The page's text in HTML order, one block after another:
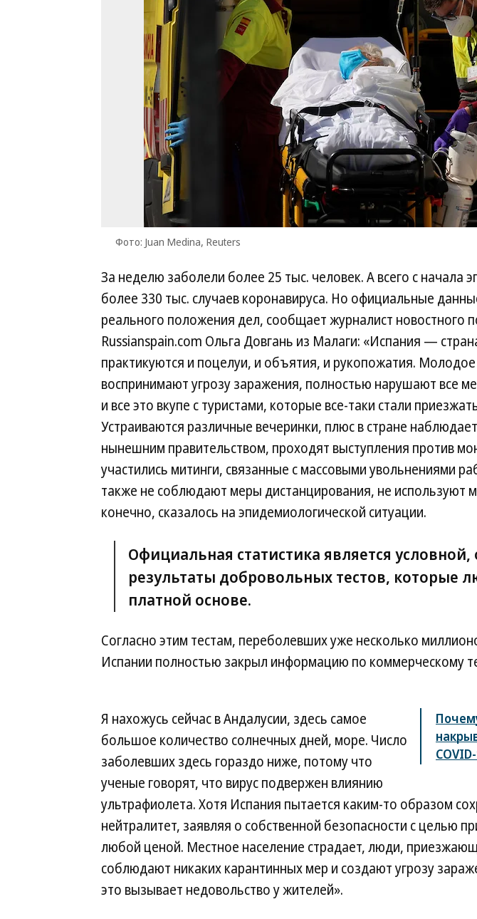
Фото: Juan Medina, Reuters
За неделю заболели более 25 тыс. человек. А всего с начала
более 330 тыс. случаев коронавируса. Но официальные
реального положения дел, сообщает журналист новостного
Russianspain.com Ольга Довгань из Малаги: «Испания —
практикуются и поцелуи, и объятия, и рукопожатия.
воспринимают угрозу заражения, полностью нарушают все
и все это вкупе с туристами, которые все-таки стали
Устраиваются различные вечеринки, плюс в стране
нынешним правительством, проходят выступления против
участились митинги, связанные с массовыми увольнениями
также не соблюдают меры дистанцирования, не используют
конечно, сказалось на эпидемиологической ситуации.
Официальная статистика является
результаты добровольных тестов, которые
платной основе.
Согласно этим тестам, переболевших уже несколько
Испании полностью закрыл информацию по коммерческому
Я нахожусь сейчас в Андалусии, здесь самое
большое количество солнечных дней, море. Число
заболевших здесь гораздо ниже, потому что
ученые говорят, что вирус подвержен влиянию
ультрафиолета. Хотя Испания пытается каким-то образом
нейтралитет, заявляя о собственной безопасности с целью
любой ценой. Местное население страдает, люди,
соблюдают никаких карантинных мер и создают угрозу
это вызывает недовольство у жителей».